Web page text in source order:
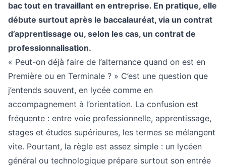
bac tout en travaillant en entreprise. En pratique, elle
débute surtout après le baccalauréat, via un contrat
d’apprentissage ou, selon les cas, un contrat de
professionnalisation.
« Peut-on déjà faire de l’alternance quand on est en
Première ou en Terminale ? » C’est une question que
j’entends souvent, en lycée comme en
accompagnement à l’orientation. La confusion est
fréquente : entre voie professionnelle, apprentissage,
stages et études supérieures, les termes se mélangent
vite. Pourtant, la règle est assez simple : un lycéen
général ou technologique prépare surtout son entrée